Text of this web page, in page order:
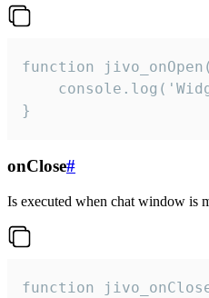
function
}
onClose#
Is executed when chat window is
function